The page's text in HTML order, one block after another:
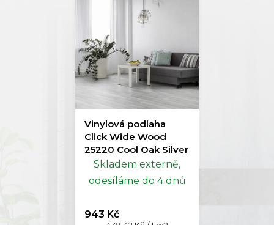
Vinylová podlaha
Click Wide Wood
25220 Cool Oak Silver
Skladem externě,
odesíláme do 4 dnů
943 Kč